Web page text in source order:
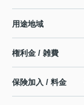
用途地域
権利金 / 雑費
保険加入 / 料金